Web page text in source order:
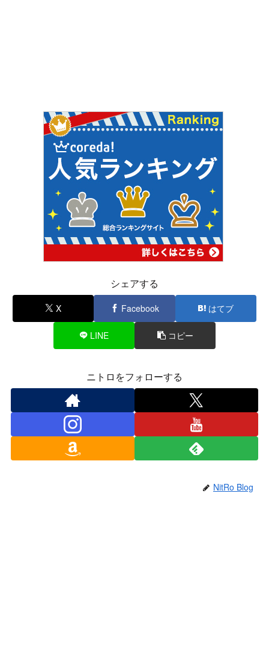
シェアする
X Facebook はてブ
LINE コピー
ニトロをフォローする
NitRo Blog